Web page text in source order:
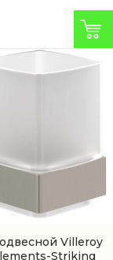
Villeroy
Striking